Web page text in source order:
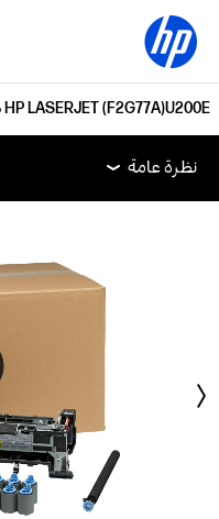
طقم الصيانة بقدرة 220‏ فولت ‏ لطابعات HP LASERJET‏ (F2G77A)
نظرة عامة
الدعم
نظرة عامة